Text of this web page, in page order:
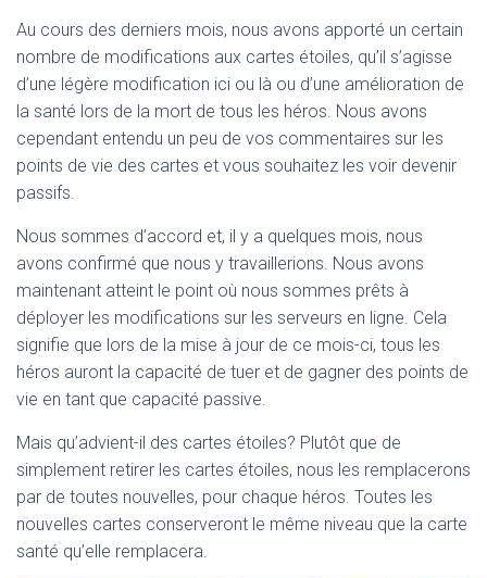
Au cours des derniers mois, nous avons apporté un certain
nombre de modifications aux cartes étoiles, qu’il s’agisse
d’une légère modification ici ou là ou d’une amélioration de
la santé lors de la mort de tous les héros. Nous avons
cependant entendu un peu de vos commentaires sur les
points de vie des cartes et vous souhaitez les voir devenir
passifs.
Nous sommes d’accord et, il y a quelques mois, nous
avons confirmé que nous y travaillerions. Nous avons
maintenant atteint le point où nous sommes prêts à
déployer les modifications sur les serveurs en ligne. Cela
signifie que lors de la mise à jour de ce mois-ci, tous les
héros auront la capacité de tuer et de gagner des points de
vie en tant que capacité passive.
Mais qu’advient-il des cartes étoiles? Plutôt que de
simplement retirer les cartes étoiles, nous les remplacerons
par de toutes nouvelles, pour chaque héros. Toutes les
nouvelles cartes conserveront le même niveau que la carte
santé qu’elle remplacera.